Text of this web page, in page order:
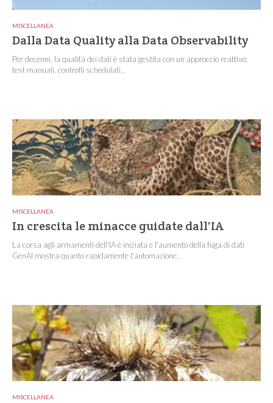
MISCELLANEA
Dalla Data Quality alla Data Observability
Per decenni, la qualità dei dati è stata gestita con un approccio reattivo:
test manuali, controlli schedulati...
MISCELLANEA
In crescita le minacce guidate dall'IA
La corsa agli armamenti dell'IA è iniziata e l'aumento della fuga di dati
GenAI mostra quanto rapidamente l'automazione...
MISCELLANEA